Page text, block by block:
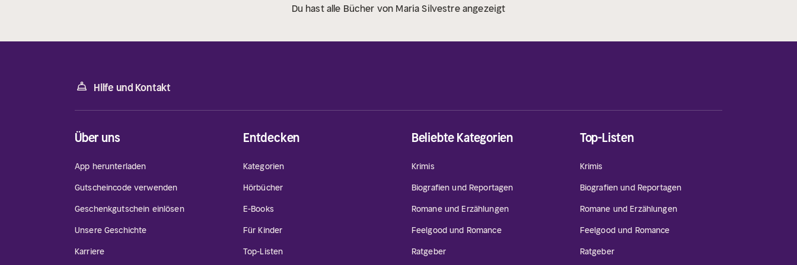
Du hast alle Bücher von María Silvestre angezeigt
Hilfe und Kontakt
Über uns
App herunterladen
Gutscheincode verwenden
Geschenkgutschein einlösen
Unsere Geschichte
Karriere
Entdecken
Kategorien
Hörbücher
E-Books
Für Kinder
Top-Listen
Beliebte Kategorien
Krimis
Biografien und Reportagen
Romane und Erzählungen
Feelgood und Romance
Ratgeber
Top-Listen
Krimis
Biografien und Reportagen
Romane und Erzählungen
Feelgood und Romance
Ratgeber